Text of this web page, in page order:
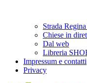
Strada
Chiese in
Dal web
Libreria
Impressum e contatti
Privacy